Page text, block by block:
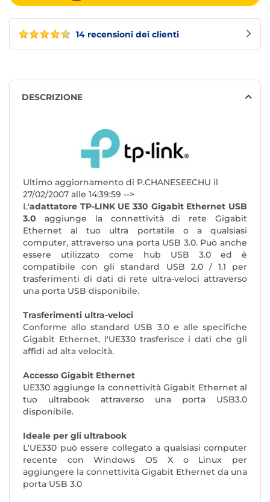
14 recensioni dei clienti
DESCRIZIONE
Ultimo aggiornamento di P.CHANESEECHU il
27/02/2007 alle 14:39:59 -->
L'adattatore TP-LINK UE 330 Gigabit Ethernet USB
3.0 aggiunge la connettività di rete Gigabit
Ethernet al tuo ultra portatile o a qualsiasi
computer, attraverso una porta USB 3.0. Può anche
essere utilizzato come hub USB 3.0 ed è
compatibile con gli standard USB 2.0 / 1.1 per
trasferimenti di dati di rete ultra-veloci attraverso
una porta USB disponibile.
Trasferimenti ultra-veloci
Conforme allo standard USB 3.0 e alle specifiche
Gigabit Ethernet, l'UE330 trasferisce i dati che gli
affidi ad alta velocità.
Accesso Gigabit Ethernet
UE330 aggiunge la connettività Gigabit Ethernet al
tuo ultrabook attraverso una porta USB3.0
disponibile.
Ideale per gli ultrabook
L'UE330 può essere collegato a qualsiasi computer
recente con Windows OS X o Linux per
aggiungere la connettività Gigabit Ethernet da una
porta USB 3.0